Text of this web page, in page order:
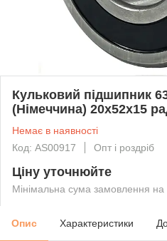
Кульковий підшипник
(Німеччина) 20x52x15
Немає в наявності
Код: AS00917
Опт і роздріб
Ціну уточнюйте
Мінімальна сума замовлення
Опис Характеристики